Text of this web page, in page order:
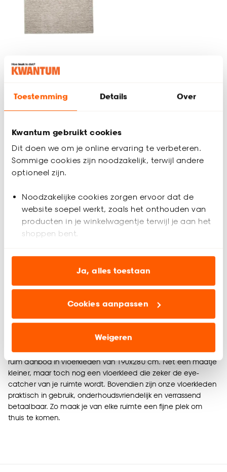
Toestemming Details Over
Kwantum gebruikt cookies
Dit doen we om je online ervaring te verbeteren.
Sommige cookies zijn noodzakelijk, terwijl andere
optioneel zijn.
Noodzakelijke cookies zorgen ervoor dat de
website soepel werkt, zoals het onthouden van
producten in je winkelwagentje terwijl je aan het
shoppen bent.
Analytische cookies (optioneel) helpen ons de
website te verbeteren voor jou en al onze andere
Marketing cookies (optioneel) laten jou
relevante informatie en aanbiedingen zien op
advertenties en communicatie.
van alle cookies, of klik op ‘weigeren’ om alleen de
noodzakelijke cookies te accepteren. Je kunt er ook
voor kiezen om bepaalde cookies wel of niet te
accepteren door op ‘Cookies aanpassen’ te
Ja, alles toestaan
Cookies aanpassen
Weigeren
Vloerkleed Cashmire
5(2)
250.
-
Bezorgen 4 werkdagen
vloerkleed 200x300 cm
Een vloerkleed van 200x300 cm is ideaal om een grote
ruimte samen te brengen en extra sfeer te creëren. Deze
grote vloerkleden passen perfect in de woonkamer onder de
eetkamer of slaapkamer. Met één kleed geef je de ruimte
direct warmte, comfort en een stijlvolle uitstraling.
Ruim aanbod grote vloerkleden
Bij Kwantum vind je vloerkleden van 200x300 cm in
verschillende stijlen, kleuren en materialen. Of je nu kiest voor
interieur: er is altijd een groot vloerkleed dat bij jouw woonstijl
past. Naast vloerkleden van 200x300 cm hebben wij ook een
ruim aanbod in vloerkleden van 190x280 cm. Net een maatje
kleiner, maar toch nog een vloerkleed die zeker de eye-
catcher van je ruimte wordt. Bovendien zijn onze vloerkleden
praktisch in gebruik, onderhoudsvriendelijk en verrassend
betaalbaar. Zo maak je van elke ruimte een fijne plek om
thuis te komen.